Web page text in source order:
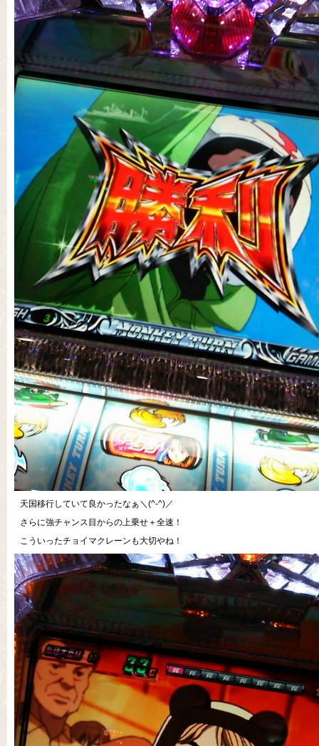
天国移行していて良かったなぁ＼(^-^)／
さらに強チャンス目からの上乗せ＋全速！
こういったチョイマクレーンも大切やね！